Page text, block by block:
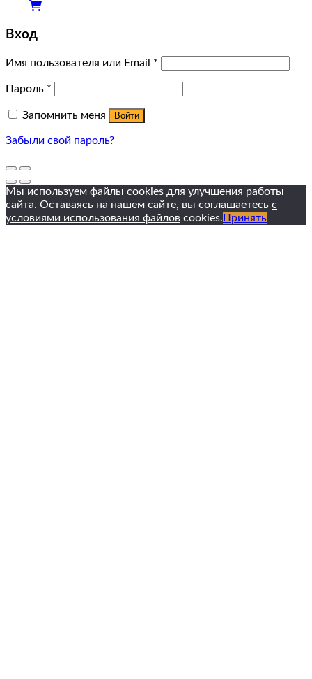
Вход
Имя пользователя или Email *
Пароль *
Запомнить меня Войти
Забыли свой пароль?
Мы используем файлы cookies для улучшения работы
сайта. Оставаясь на нашем сайте, вы соглашаетесь с
условиями использования файлов cookies. Принять